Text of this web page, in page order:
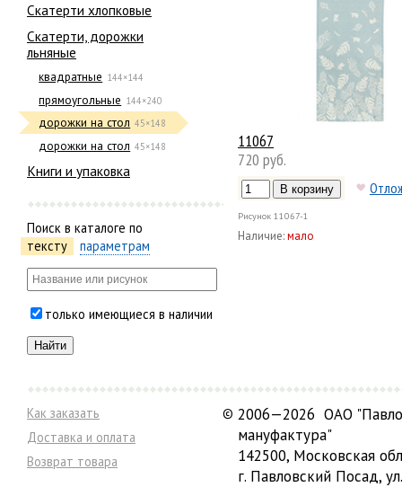
Скатерти хлопковые
Скатерти, дорожки
льняные
квадратные 144×144
прямоугольные 144×240
дорожки на стол 45×148
дорожки на стол 45×148
Книги и упаковка
Поиск в каталоге по
тексту
параметрам
только имеющиеся в наличии
11067
720 руб.
Рисунок 11067-1
Наличие:мало
Как заказать
Доставка и оплата
Возврат товара
© 2006—2026 ОАО
мануфактура"
142500, Московская
г. Павловский Посад,